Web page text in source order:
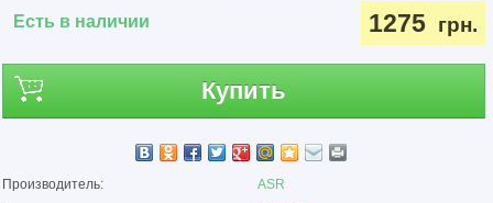
Есть в наличии 1275 грн.
Купить
Производитель:
ASR